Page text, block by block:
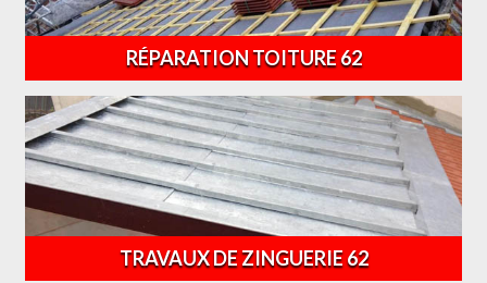
RÉPARATION TOITURE 62
TRAVAUX DE ZINGUERIE 62